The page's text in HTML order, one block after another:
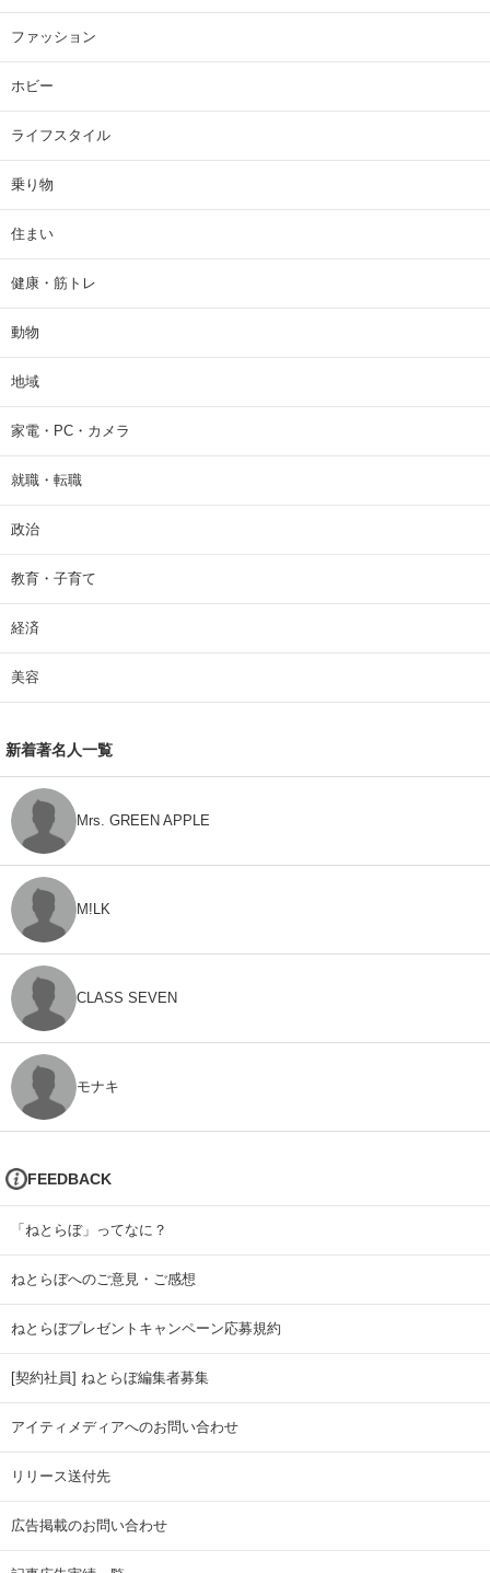
ファッション
ホビー
ライフスタイル
乗り物
住まい
健康・筋トレ
動物
地域
家電・PC・カメラ
就職・転職
政治
教育・子育て
経済
美容
新着著名人一覧
Mrs. GREEN APPLE
M!LK
CLASS SEVEN
モナキ
FEEDBACK
「ねとらぼ」ってなに？
ねとらぼへのご意見・ご感想
ねとらぼプレゼントキャンペーン応募規約
[契約社員] ねとらぼ編集者募集
アイティメディアへのお問い合わせ
リリース送付先
広告掲載のお問い合わせ